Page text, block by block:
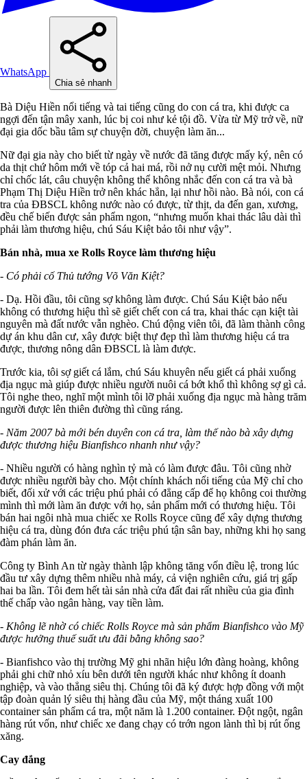
WhatsApp
Chia sẻ nhanh
Bà Diệu Hiền nổi tiếng và tai tiếng cũng do con cá tra, khi được ca
ngợi đến tận mây xanh, lúc bị coi như kẻ tội đồ. Vừa từ Mỹ trở về, nữ
đại gia dốc bầu tâm sự chuyện đời, chuyện làm ăn...
Nữ đại gia này cho biết từ ngày về nước đã tăng được mấy ký, nên có
da thịt chứ hôm mới về tóp cả hai má, rồi nở nụ cười mệt mỏi. Nhưng
chỉ chốc lát, câu chuyện không thể không nhắc đến con cá tra và bà
Phạm Thị Diệu Hiền trở nên khác hẳn, lại như hồi nào. Bà nói, con cá
tra của ĐBSCL không nước nào có được, từ thịt, da đến gan, xương,
đều chế biến được sản phẩm ngon, “nhưng muốn khai thác lâu dài thì
phải làm thương hiệu, chú Sáu Kiệt bảo tôi như vậy”.
Bán nhà, mua xe Rolls Royce làm thương hiệu
- Có phải cố Thủ tướng Võ Văn Kiệt?
- Dạ. Hồi đầu, tôi cũng sợ không làm được. Chú Sáu Kiệt bảo nếu
không có thương hiệu thì sẽ giết chết con cá tra, khai thác cạn kiệt tài
nguyên mà đất nước vẫn nghèo. Chú động viên tôi, đã làm thành công
dự án khu dân cư, xây được biệt thự đẹp thì làm thương hiệu cá tra
được, thương nông dân ĐBSCL là làm được.
Trước kia, tôi sợ giết cá lắm, chú Sáu khuyên nếu giết cá phải xuống
địa ngục mà giúp được nhiều người nuôi cá bớt khổ thì không sợ gì cả.
Tôi nghe theo, nghĩ một mình tôi lỡ phải xuống địa ngục mà hàng trăm
người được lên thiên đường thì cũng ráng.
- Năm 2007 bà mới bén duyên con cá tra, làm thế nào bà xây dựng
được thương hiệu Bianfishco nhanh như vậy?
- Nhiều người có hàng nghìn tỷ mà có làm được đâu. Tôi cũng nhờ
được nhiều người bày cho. Một chính khách nổi tiếng của Mỹ chỉ cho
biết, đối xử với các triệu phú phải có đẳng cấp để họ không coi thường
mình thì mới làm ăn được với họ, sản phẩm mới có thương hiệu. Tôi
bán hai ngôi nhà mua chiếc xe Rolls Royce cũng để xây dựng thương
hiệu cá tra, dùng đón đưa các triệu phú tận sân bay, những khi họ sang
đàm phán làm ăn.
Công ty Bình An từ ngày thành lập không tăng vốn điều lệ, trong lúc
đầu tư xây dựng thêm nhiều nhà máy, cả viện nghiên cứu, giá trị gấp
hai ba lần. Tôi đem hết tài sản nhà cửa đất đai rất nhiều của gia đình
thế chấp vào ngân hàng, vay tiền làm.
- Không lẽ nhờ có chiếc Rolls Royce mà sản phẩm Bianfishco vào Mỹ
được hưởng thuế suất ưu đãi bằng không sao?
- Bianfishco vào thị trường Mỹ ghi nhãn hiệu lớn đàng hoàng, không
phải ghi chữ nhỏ xíu bên dưới tên người khác như không ít doanh
nghiệp, và vào thẳng siêu thị. Chúng tôi đã ký được hợp đồng với một
tập đoàn quản lý siêu thị hàng đầu của Mỹ, một tháng xuất 100
container sản phẩm cá tra, một năm là 1.200 container. Đột ngột, ngân
hàng rút vốn, như chiếc xe đang chạy có trớn ngon lành thì bị rút ống
xăng.
Cay đắng